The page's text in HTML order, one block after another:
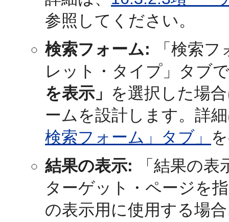
参照してください。
検索フォーム:
「検索
レット・タイプ」タブ
を表示」 を選択した場
ームを設計します。詳
検索フォーム」タブ」
結果の表示:
「結果の
ターゲット・ページを
の表示用に使用する場